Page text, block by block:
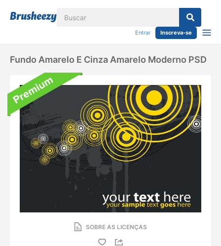
Entrar Inscreva-se
Fundo Amarelo E Cinza Amarelo Moderno PSD
SOBRE AS LICENÇAS